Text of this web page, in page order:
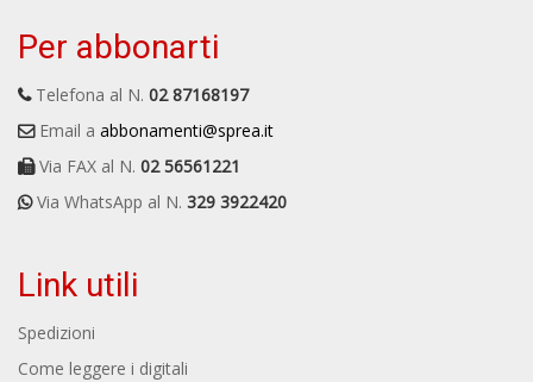
Per abbonarti
Telefona al N. 02 87168197
Email a abbonamenti@sprea.it
Via FAX al N. 02 56561221
Via WhatsApp al N. 329 3922420
Link utili
Spedizioni
Come leggere i digitali